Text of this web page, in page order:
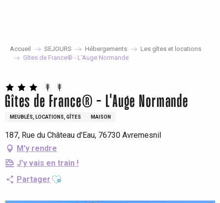
Accueil SEJOURS Hébergements
Les gîtes et locations
Gîtes de France® - L'Auge Normande
Gîtes de France® - L'Auge Normande
MEUBLÉS, LOCATIONS, GÎTES MAISON
187, Rue du Château d'Eau, 76730 Avremesnil
M'y rendre
J'y vais en train !
Partager Ajouter aux favoris